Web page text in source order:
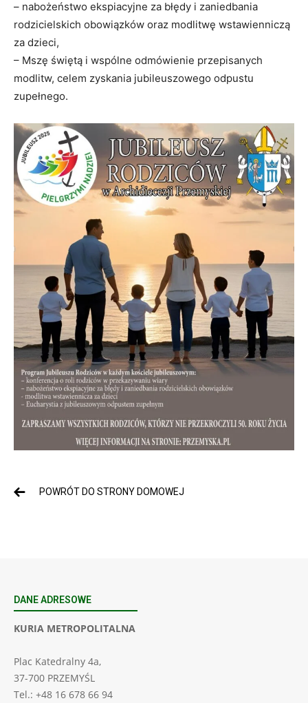
– nabożeństwo ekspiacyjne za błędy i zaniedbania
rodzicielskich obowiązków oraz modlitwę wstawienniczą
za dzieci,
– Mszę świętą i wspólne odmówienie przepisanych
modlitw, celem zyskania jubileuszowego odpustu
zupełnego.
POWRÓT DO STRONY DOMOWEJ
DANE ADRESOWE
KURIA METROPOLITALNA
Plac Katedralny 4a,
37-700 PRZEMYŚL
Tel.: +48 16 678 66 94